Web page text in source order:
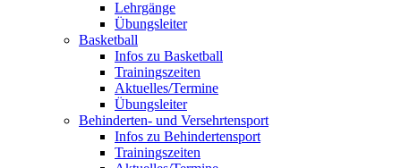
Lehrgänge
Übungsleiter
Basketball
Infos zu Basketball
Trainingszeiten
Aktuelles/Termine
Übungsleiter
Behinderten- und Versehrtensport
Infos zu Behindertensport
Trainingszeiten